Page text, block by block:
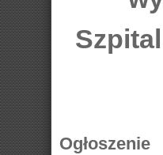
Ogłoszenie